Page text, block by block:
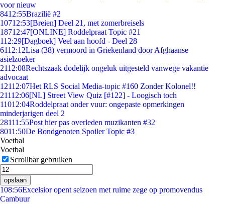
voor nieuw
8412:55Brazilië #2
10712:53[Breien] Deel 21, met zomerbreisels
18712:47[ONLINE] Roddelpraat Topic #21
112:29[Dagboek] Veel aan hoofd - Deel 28
6112:12Lisa (38) vermoord in Griekenland door Afghaanse
asielzoeker
2112:08Rechtszaak dodelijk ongeluk uitgesteld vanwege vakantie
advocaat
12112:07Het RLS Social Media-topic #160 Zonder Kolonel!!
21112:06[NL] Street View Quiz [#122] - Loogisch toch
11012:04Roddelpraat onder vuur: ongepaste opmerkingen
minderjarigen deel 2
28111:55Post hier pas overleden muzikanten #32
8011:50De Bondgenoten Spoiler Topic #3
Voetbal
Voetbal
Scrollbar gebruiken
opslaan
108:56Excelsior opent seizoen met ruime zege op promovendus
Cambuur